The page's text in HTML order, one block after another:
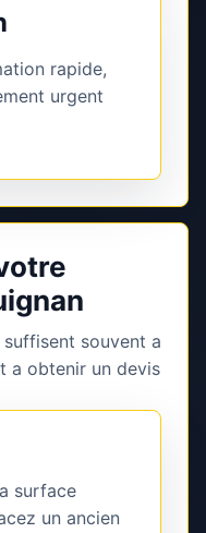
rapide,
urgent
souvent a
a obtenir un devis
surface
un ancien